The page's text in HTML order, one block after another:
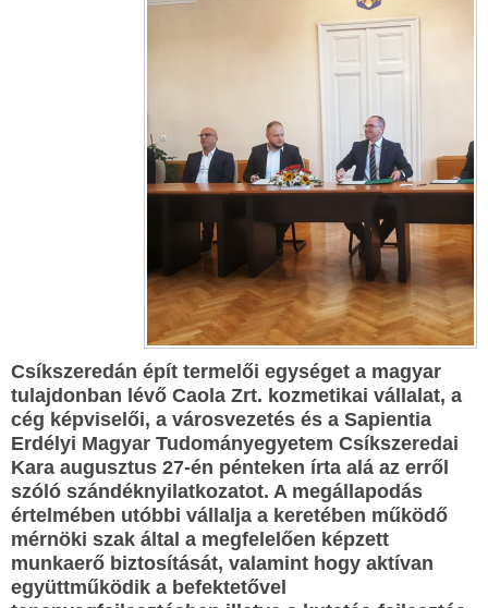
Csíkszeredán épít termelői egységet a magyar
tulajdonban lévő Caola Zrt. kozmetikai vállalat, a
cég képviselői, a városvezetés és a Sapientia
Erdélyi Magyar Tudományegyetem Csíkszeredai
Kara augusztus 27-én pénteken írta alá az erről
szóló szándéknyilatkozatot. A megállapodás
értelmében utóbbi vállalja a keretében működő
mérnöki szak által a megfelelően képzett
munkaerő biztosítását, valamint hogy aktívan
együttműködik a befektetővel